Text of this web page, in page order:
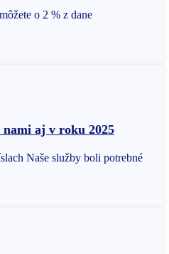
o 2 % z dane
nami aj v roku 2025
Naše služby boli potrebné